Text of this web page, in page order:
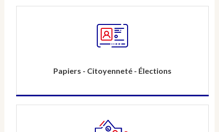
Papiers - Citoyenneté - Élections